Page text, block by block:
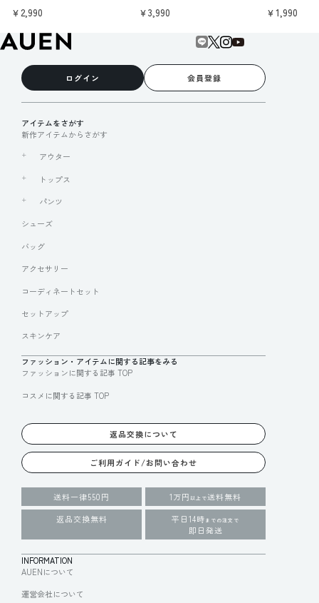
￥2,990
￥3,990
￥1,990
ログイン 会員登録
アイテムをさがす
新作アイテムからさがす
アウター
トップス
パンツ
シューズ
バッグ
アクセサリー
コーディネートセット
セットアップ
スキンケア
ファッション・アイテムに関する記事をみる
ファッションに関する記事 TOP
コスメに関する記事 TOP
返品交換について
ご利用ガイド/お問い合わせ
送料一律550円 1万円 以上で送料無料
返品交換無料
平日14時 までの注文で
即日発送
INFORMATION
AUENについて
運営会社について